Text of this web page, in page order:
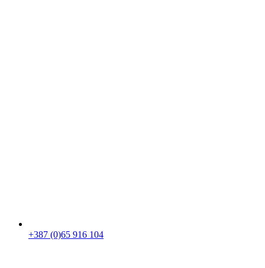
+387 (0)65 916 104